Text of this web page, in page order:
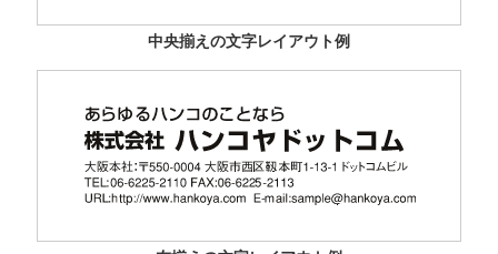
中央揃えの文字レイアウト例